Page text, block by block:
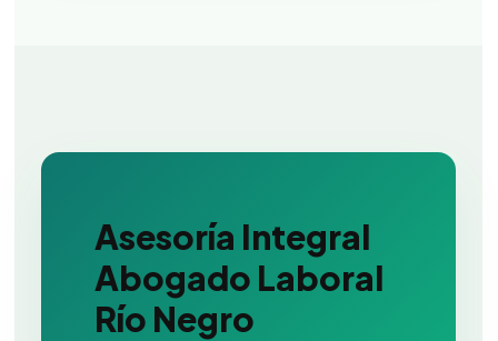
Asesoría Integral
Abogado Laboral
Río Negro